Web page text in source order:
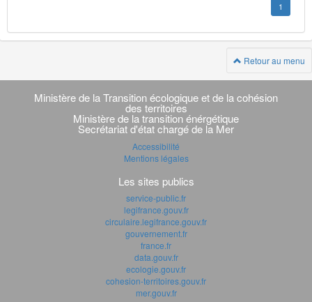
1
Retour au menu
Navigation
transverse
Ministère de la Transition écologique et de la cohésion
des territoires
Ministère de la transition énérgétique
Secrétariat d'état chargé de la Mer
Accessibilité
Mentions légales
Les sites publics
service-public.fr
legifrance.gouv.fr
circulaire.legifrance.gouv.fr
gouvernement.fr
france.fr
data.gouv.fr
ecologie.gouv.fr
cohesion-territoires.gouv.fr
mer.gouv.fr